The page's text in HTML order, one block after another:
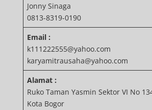
Jonny Sinaga
0813-8319-0190
Email :
k111222555@yahoo.com
karyamitrausaha@yahoo.com
Alamat :
Ruko Taman Yasmin Sektor VI No
Kota Bogor